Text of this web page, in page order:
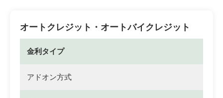
オートクレジット・オートバイクレジット
金利タイプ
アドオン方式